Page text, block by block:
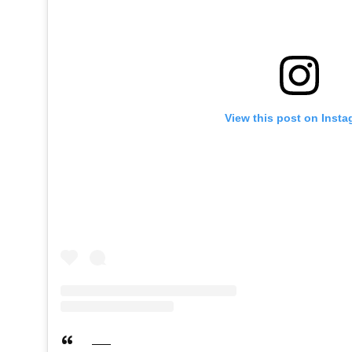
View this post on